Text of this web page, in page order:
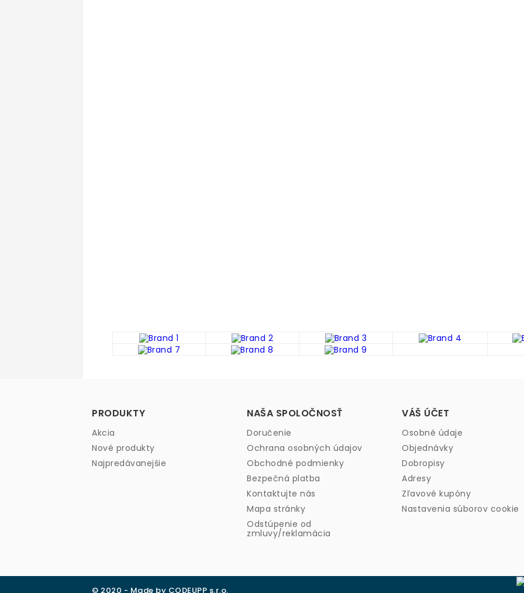
PRODUKTY
Akcia
Nové produkty
Najpredávanejšie
NAŠA SPOLOČNOSŤ
Doručenie
Ochrana osobných údajov
Obchodné podmienky
Bezpečná platba
Kontaktujte nás
Mapa stránky
Odstúpenie od
zmluvy/reklamácia
VÁŠ ÚČET
Osobné údaje
Objednávky
Dobropisy
Adresy
Zľavové kupóny
Nastavenia súborov cookie
© 2020 - Made by CODEUPP s.r.o.